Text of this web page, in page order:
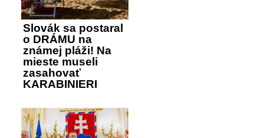
Slovák sa postaral
o DRÁMU na
známej pláži! Na
mieste museli
zasahovať
KARABINIERI